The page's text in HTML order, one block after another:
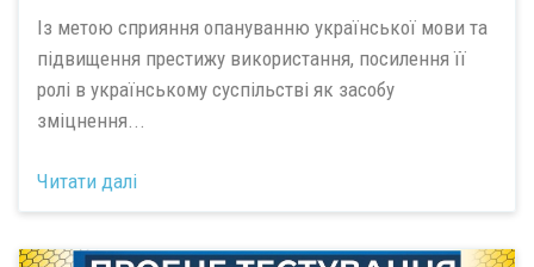
Із метою сприяння опануванню української мови та
підвищення престижу використання, посилення її
ролі в українському суспільстві як засобу
зміцнення...
Читати далі